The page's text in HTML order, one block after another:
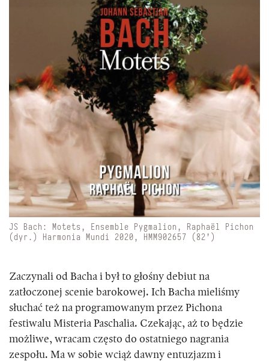
JS Bach: Motets, Ensemble Pygmalion, Raphaël Pichon
(dyr.) Harmonia Mundi 2020, HMM902657 (82’)
Zaczynali od Bacha i był to głośny debiut na
zatłoczonej scenie barokowej. Ich Bacha mieliśmy
słuchać też na programowanym przez Pichona
festiwalu Misteria Paschalia. Czekając, aż to będzie
możliwe, wracam często do ostatniego nagrania
zespołu. Ma w sobie wciąż dawny entuzjazm i